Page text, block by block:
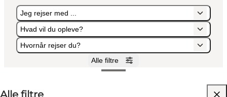
Transport
Jeg rejser med ...
Hvad vil du opleve?
Hvornår rejser du?
Alle filtre
Jeg rejser med ...
Hvad vil du opleve?
Hvornår rejser du?
Alle filtre